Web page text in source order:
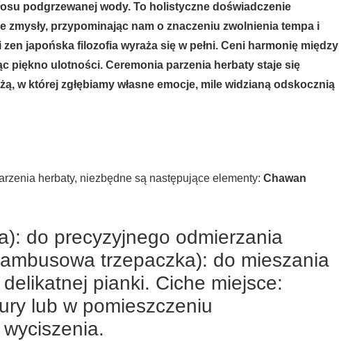
podgrzewanej wody. To holistyczne doświadczenie
zmysły, przypominając nam o znaczeniu zwolnienia tempa i
zen japońska filozofia wyraża się w pełni. Ceni harmonię między
piękno ulotności. Ceremonia parzenia herbaty staje się
w której zgłębiamy własne emocje, mile widzianą odskocznią
herbaty, niezbędne są następujące elementy: Chawan
do precyzyjnego odmierzania
trzepaczka): do mieszania
pianki. Ciche miejsce:
lub w pomieszczeniu